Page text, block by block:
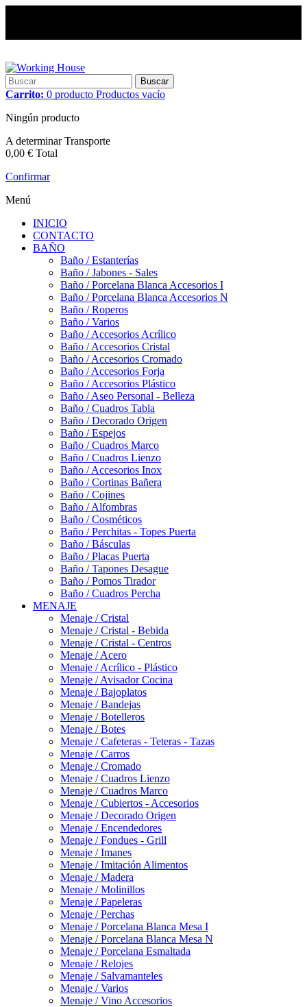
Buscar
Carrito: 0 producto Productos vacío
Ningún producto
A determinarTransporte
0,00 € Total
Confirmar
Menú
INICIO
CONTACTO
BAÑO
Baño / Estanterías
Baño / Jabones - Sales
Baño / Porcelana Blanca Accesorios I
Baño / Porcelana Blanca Accesorios N
Baño / Roperos
Baño / Varios
Baño / Accesorios Acrílico
Baño / Accesorios Cristal
Baño / Accesorios Cromado
Baño / Accesorios Forja
Baño / Accesorios Plástico
Baño / Aseo Personal - Belleza
Baño / Cuadros Tabla
Baño / Decorado Origen
Baño / Espejos
Baño / Cuadros Marco
Baño / Cuadros Lienzo
Baño / Accesorios Inox
Baño / Cortinas Bañera
Baño / Cojines
Baño / Alfombras
Baño / Cosméticos
Baño / Perchitas - Topes Puerta
Baño / Básculas
Baño / Placas Puerta
Baño / Tapones Desague
Baño / Pomos Tirador
Baño / Cuadros Percha
MENAJE
Menaje / Cristal
Menaje / Cristal - Bebida
Menaje / Cristal - Centros
Menaje / Acero
Menaje / Acrílico - Plástico
Menaje / Avisador Cocina
Menaje / Bajoplatos
Menaje / Bandejas
Menaje / Botelleros
Menaje / Botes
Menaje / Cafeteras - Teteras - Tazas
Menaje / Carros
Menaje / Cromado
Menaje / Cuadros Lienzo
Menaje / Cuadros Marco
Menaje / Cubiertos - Accesorios
Menaje / Decorado Origen
Menaje / Encendedores
Menaje / Fondues - Grill
Menaje / Imanes
Menaje / Imitación Alimentos
Menaje / Madera
Menaje / Molinillos
Menaje / Papeleras
Menaje / Perchas
Menaje / Porcelana Blanca Mesa I
Menaje / Porcelana Blanca Mesa N
Menaje / Porcelana Esmaltada
Menaje / Relojes
Menaje / Salvamanteles
Menaje / Varios
Menaje / Vino Accesorios